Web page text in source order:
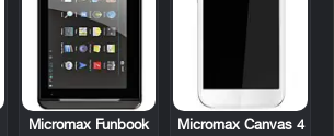
Micromax Canvas 4
Micromax Funbook